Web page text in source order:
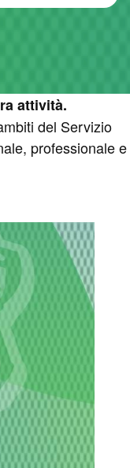
attività.
del Servizio
professionale e